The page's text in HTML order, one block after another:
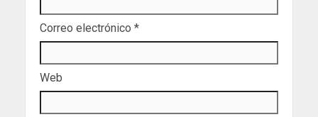
Correo electrónico *
Web